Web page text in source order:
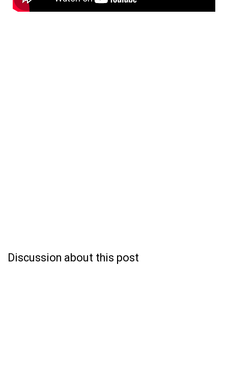
Discussion about this post